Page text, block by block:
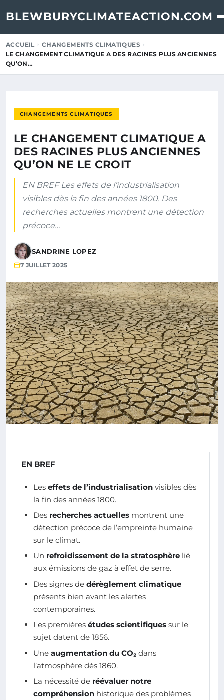
BLEWBURYCLIMATEACTION.COM
ACCUEIL
CHANGEMENTS CLIMATIQUES
LE CHANGEMENT CLIMATIQUE A DES RACINES PLUS ANCIENNES
QU’ON…
CHANGEMENTS CLIMATIQUES
LE CHANGEMENT CLIMATIQUE A
DES RACINES PLUS ANCIENNES
QU’ON NE LE CROIT
EN BREF Les effets de l’industrialisation
visibles dès la fin des années 1800. Des
recherches actuelles montrent une détection
précoce…
SANDRINE LOPEZ
7 JUILLET 2025
EN BREF
Les effets de l’industrialisation visibles dès
la fin des années 1800.
Des recherches actuelles montrent une
détection précoce de l’empreinte humaine
sur le climat.
Un refroidissement de la stratosphère lié
aux émissions de gaz à effet de serre.
Des signes de dérèglement climatique
présents bien avant les alertes
contemporaines.
Les premières études scientifiques sur le
sujet datent de 1856.
Une augmentation du CO₂ dans
l’atmosphère dès 1860.
La nécessité de réévaluer notre
compréhension historique des problèmes